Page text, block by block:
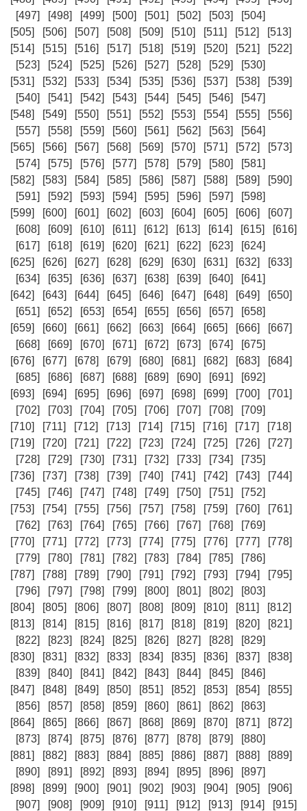
[497]
[498] [499] [500] [501] [502] [503]
[504]
[505]
[506] [507] [508] [509] [510] [511] [512]
[513]
[514]
[515] [516] [517] [518] [519] [520] [521]
[522]
[523]
[524] [525] [526] [527] [528] [529]
[530]
[531]
[532] [533] [534] [535] [536] [537] [538]
[539]
[540]
[541] [542] [543] [544] [545] [546]
[547]
[548]
[549] [550] [551] [552] [553] [554] [555]
[556]
[557]
[558] [559] [560] [561] [562] [563]
[564]
[565]
[566] [567] [568] [569] [570] [571] [572]
[573]
[574]
[575] [576] [577] [578] [579] [580]
[581]
[582]
[583] [584] [585] [586] [587] [588] [589]
[590]
[591]
[592] [593] [594] [595] [596] [597]
[598]
[599]
[600] [601] [602] [603] [604] [605] [606]
[607]
[608]
[609] [610] [611] [612] [613] [614] [615]
[616]
[617]
[618] [619] [620] [621] [622] [623]
[624]
[625]
[626] [627] [628] [629] [630] [631] [632]
[633]
[634]
[635] [636] [637] [638] [639] [640]
[641]
[642]
[643] [644] [645] [646] [647] [648] [649]
[650]
[651]
[652] [653] [654] [655] [656] [657]
[658]
[659]
[660] [661] [662] [663] [664] [665] [666]
[667]
[668]
[669] [670] [671] [672] [673] [674]
[675]
[676]
[677] [678] [679] [680] [681] [682] [683]
[684]
[685]
[686] [687] [688] [689] [690] [691]
[692]
[693]
[694] [695] [696] [697] [698] [699] [700]
[701]
[702]
[703] [704] [705] [706] [707] [708]
[709]
[710]
[711] [712] [713] [714] [715] [716] [717]
[718]
[719]
[720] [721] [722] [723] [724] [725] [726]
[727]
[728]
[729] [730] [731] [732] [733] [734]
[735]
[736]
[737] [738] [739] [740] [741] [742] [743]
[744]
[745]
[746] [747] [748] [749] [750] [751]
[752]
[753]
[754] [755] [756] [757] [758] [759] [760]
[761]
[762]
[763] [764] [765] [766] [767] [768]
[769]
[770]
[771] [772] [773] [774] [775] [776] [777]
[778]
[779]
[780] [781] [782] [783] [784] [785]
[786]
[787]
[788] [789] [790] [791] [792] [793] [794]
[795]
[796]
[797] [798] [799] [800] [801] [802]
[803]
[804]
[805] [806] [807] [808] [809] [810] [811]
[812]
[813]
[814] [815] [816] [817] [818] [819] [820]
[821]
[822]
[823] [824] [825] [826] [827] [828]
[829]
[830]
[831] [832] [833] [834] [835] [836] [837]
[838]
[839]
[840] [841] [842] [843] [844] [845]
[846]
[847]
[848] [849] [850] [851] [852] [853] [854]
[855]
[856]
[857] [858] [859] [860] [861] [862]
[863]
[864]
[865] [866] [867] [868] [869] [870] [871]
[872]
[873]
[874] [875] [876] [877] [878] [879]
[880]
[881]
[882] [883] [884] [885] [886] [887] [888]
[889]
[890]
[891] [892] [893] [894] [895] [896]
[897]
[898]
[899] [900] [901] [902] [903] [904] [905]
[906]
[907]
[908] [909] [910] [911] [912] [913] [914] [915]